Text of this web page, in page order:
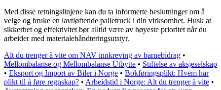
Med disse retningslinjene kan du ta informerte beslutninger om å
velge og bruke en lavtløftende palletruck i din virksomhet. Husk at
sikkerhet og effektivitet bør alltid være av høyeste prioritet når du
arbeider med materialehåndteringsutstyr.
Alt du trenger å vite om NAV innkreving av barnebidrag •
Mellombalanse og Mellombalanse Utbytte • Stiftelse av aksjeselskap
• Eksport og Import av Biler i Norge • Bokføringsplikt: Hvem har
plikt til å føre regnskap? • Arbeidstid i Norge: Alt du trenger å vite •